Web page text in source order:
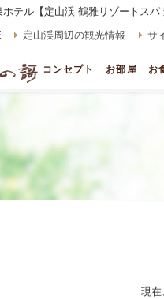
ホテル【定山渓 鶴雅リゾートスパ
定山渓周辺の観光情報 サ
コンセプト お部屋 お
現在